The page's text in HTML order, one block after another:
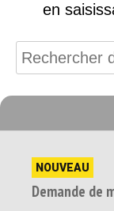
en
NOUVEAU
Demande de